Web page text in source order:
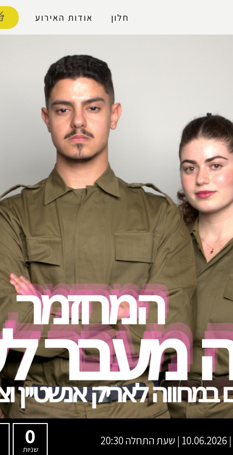
חלון אודות האירוע
|10.06.2026 | שעת התחלה 20:30 0
שניות